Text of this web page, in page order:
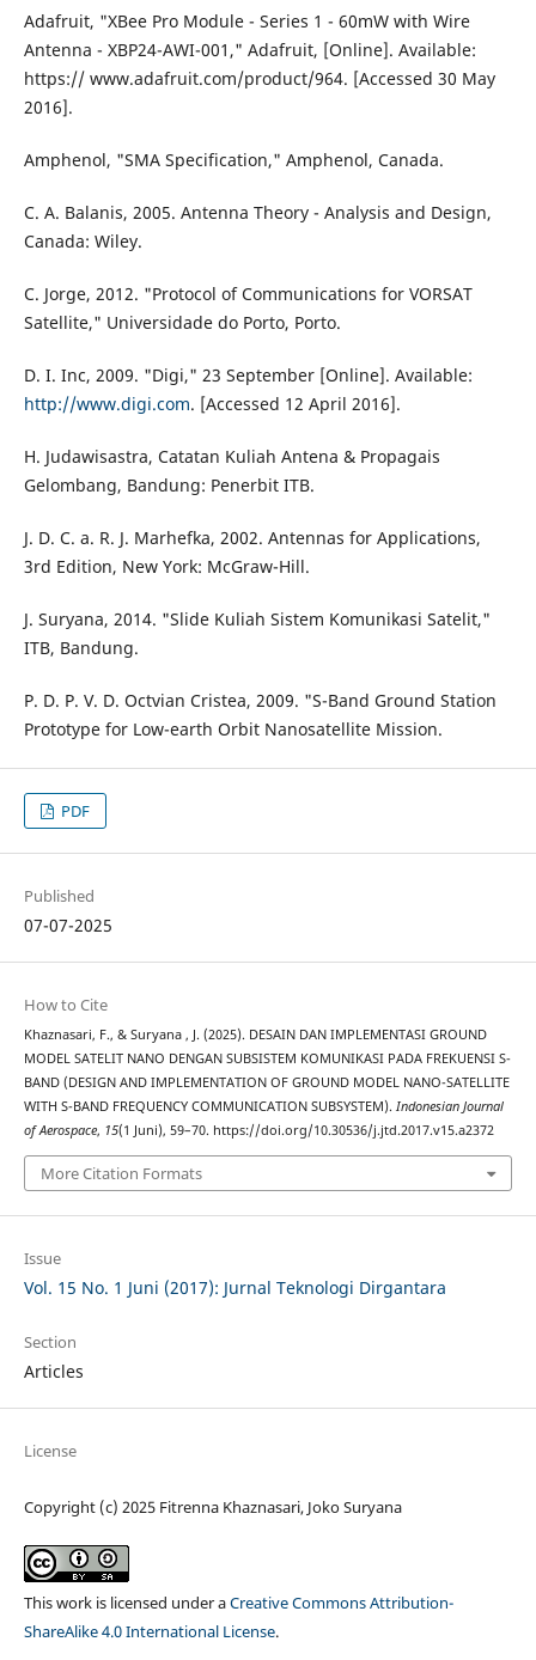
Adafruit, "XBee Pro Module - Series 1 - 60mW with Wire
Antenna - XBP24-AWI-001," Adafruit, [Online]. Available:
https:// www.adafruit.com/product/964. [Accessed 30 May
2016].
Amphenol, "SMA Specification," Amphenol, Canada.
C. A. Balanis, 2005. Antenna Theory - Analysis and Design,
Canada: Wiley.
C. Jorge, 2012. "Protocol of Communications for VORSAT
Satellite," Universidade do Porto, Porto.
D. I. Inc, 2009. "Digi," 23 September [Online]. Available:
http://www.digi.com. [Accessed 12 April 2016].
H. Judawisastra, Catatan Kuliah Antena & Propagais
Gelombang, Bandung: Penerbit ITB.
J. D. C. a. R. J. Marhefka, 2002. Antennas for Applications,
3rd Edition, New York: McGraw-Hill.
J. Suryana, 2014. "Slide Kuliah Sistem Komunikasi Satelit,"
ITB, Bandung.
P. D. P. V. D. Octvian Cristea, 2009. "S-Band Ground Station
Prototype for Low-earth Orbit Nanosatellite Mission.
PDF
Published
07-07-2025
How to Cite
Khaznasari, F., & Suryana , J. (2025). DESAIN DAN IMPLEMENTASI GROUND
MODEL SATELIT NANO DENGAN SUBSISTEM KOMUNIKASI PADA FREKUENSI S-
BAND (DESIGN AND IMPLEMENTATION OF GROUND MODEL NANO-SATELLITE
WITH S-BAND FREQUENCY COMMUNICATION SUBSYSTEM). Indonesian Journal
of Aerospace, 15(1 Juni), 59–70. https://doi.org/10.30536/j.jtd.2017.v15.a2372
More Citation Formats
Issue
Vol. 15 No. 1 Juni (2017): Jurnal Teknologi Dirgantara
Section
Articles
License
Copyright (c) 2025 Fitrenna Khaznasari, Joko Suryana
This work is licensed under aCreative Commons Attribution-
ShareAlike 4.0 International License.